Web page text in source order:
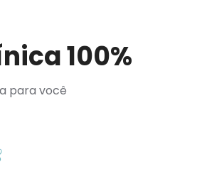
100%
para você